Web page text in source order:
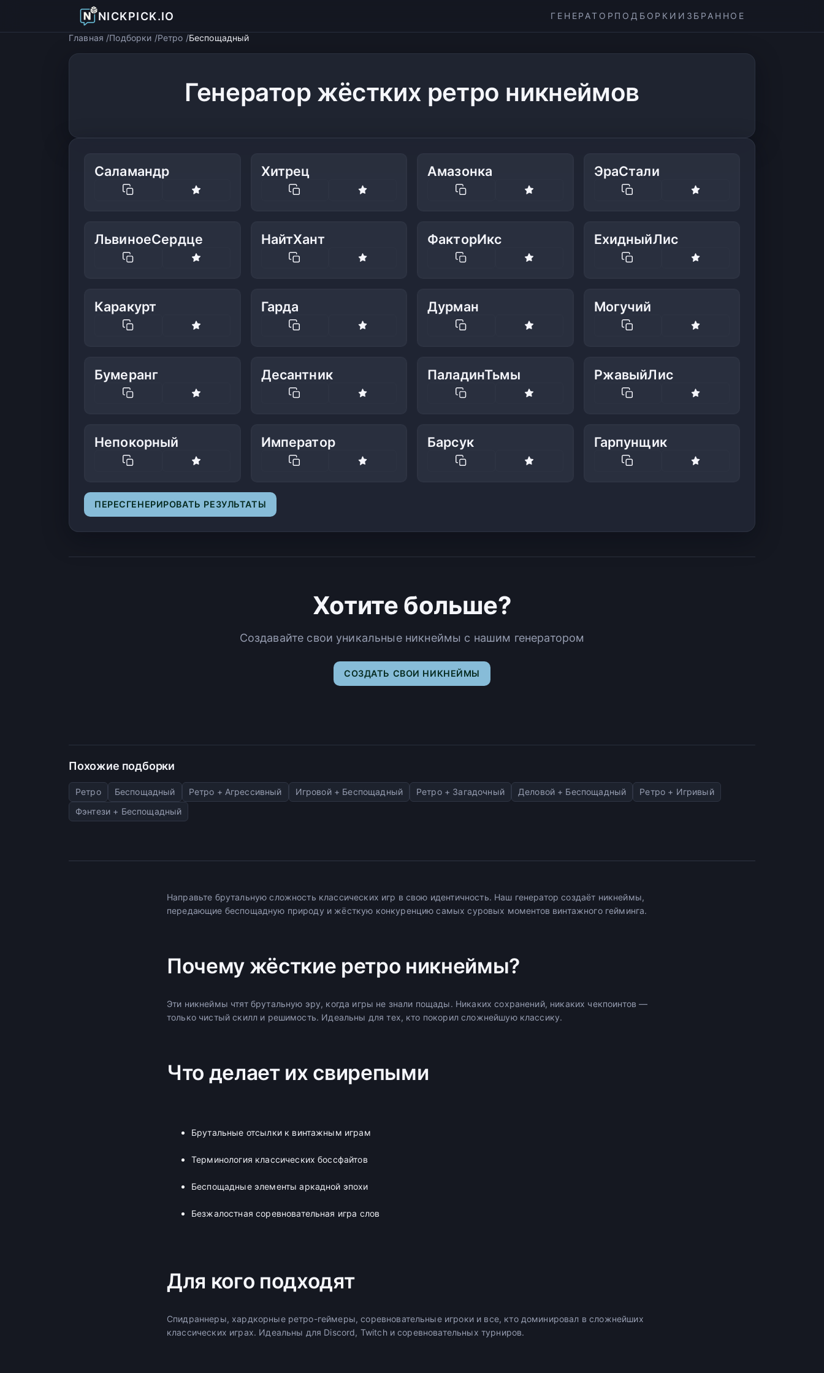
NICKPICK.IO ГЕНЕРАТОР ПОДБОРКИ ИЗБРАННОЕ
Главная Подборки Ретро Беспощадный
Генератор жёстких ретро никнеймов
Саламандр Хитрец Амазонка ЭраСтали
ЛьвиноеСердце НайтХант ФакторИкс ЕхидныйЛис
Каракурт Гарда Дурман Могучий
Бумеранг Десантник ПаладинТьмы РжавыйЛис
Непокорный Император Барсук Гарпунщик
ПЕРЕСГЕНЕРИРОВАТЬ РЕЗУЛЬТАТЫ
Хотите больше?
Создавайте свои уникальные никнеймы с нашим генератором
СОЗДАТЬ СВОИ НИКНЕЙМЫ
Похожие подборки
Ретро Беспощадный Ретро + Агрессивный Игровой + Беспощадный Ретро + Загадочный Деловой + Беспощадный
Ретро + Игривый
Фэнтези + Беспощадный
Направьте брутальную сложность классических игр в свою идентичность. Наш генератор создаёт никнеймы,
передающие беспощадную природу и жёсткую конкуренцию самых суровых моментов винтажного гейминга.
Почему жёсткие ретро никнеймы?
Эти никнеймы чтят брутальную эру, когда игры не знали пощады. Никаких сохранений, никаких чекпоинтов —
только чистый скилл и решимость. Идеальны для тех, кто покорил сложнейшую классику.
Что делает их свирепыми
Брутальные отсылки к винтажным играм
Терминология классических боссфайтов
Беспощадные элементы аркадной эпохи
Безжалостная соревновательная игра слов
Для кого подходят
Спидраннеры, хардкорные ретро-геймеры, соревновательные игроки и все, кто доминировал в сложнейших
классических играх. Идеальны для Discord, Twitch и соревновательных турниров.